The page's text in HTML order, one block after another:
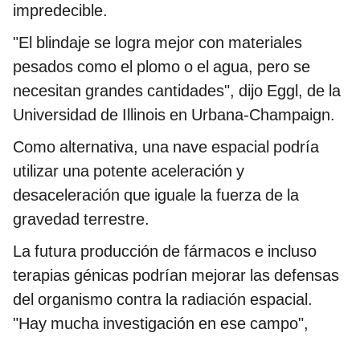
impredecible.
"El blindaje se logra mejor con materiales
pesados como el plomo o el agua, pero se
necesitan grandes cantidades", dijo Eggl, de la
Universidad de Illinois en Urbana-Champaign.
Como alternativa, una nave espacial podría
utilizar una potente aceleración y
desaceleración que iguale la fuerza de la
gravedad terrestre.
La futura producción de fármacos e incluso
terapias génicas podrían mejorar las defensas
del organismo contra la radiación espacial.
"Hay mucha investigación en ese campo",